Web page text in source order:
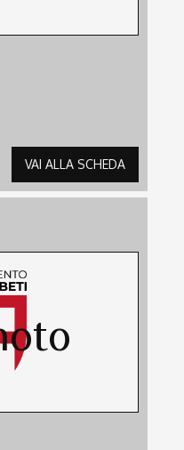
VAI ALLA SCHEDA